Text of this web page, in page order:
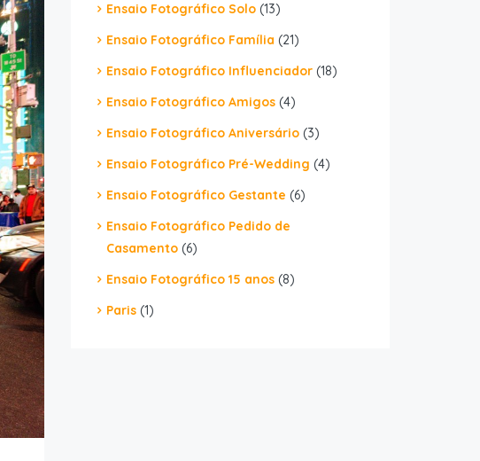
Ensaio Fotográfico Solo (13)
Ensaio Fotográfico Família (21)
Ensaio Fotográfico Influenciador (18)
Ensaio Fotográfico Amigos (4)
Ensaio Fotográfico Aniversário (3)
Ensaio Fotográfico Pré-Wedding (4)
Ensaio Fotográfico Gestante (6)
Ensaio Fotográfico Pedido de
Casamento (6)
Ensaio Fotográfico 15 anos (8)
Paris (1)